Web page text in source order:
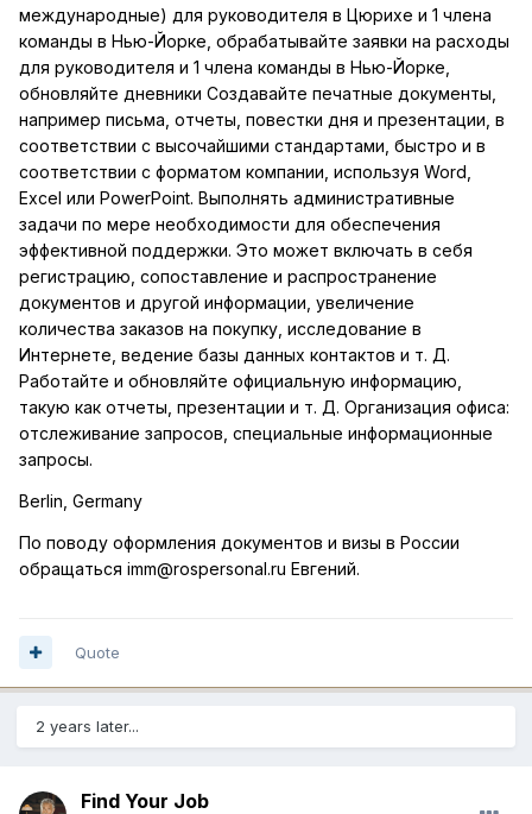
международные) для руководителя в Цюрихе и 1 члена
команды в Нью-Йорке, обрабатывайте заявки на расходы
для руководителя и 1 члена команды в Нью-Йорке,
обновляйте дневники Создавайте печатные документы,
например письма, отчеты, повестки дня и презентации, в
соответствии с высочайшими стандартами, быстро и в
соответствии с форматом компании, используя Word,
Excel или PowerPoint. Выполнять административные
задачи по мере необходимости для обеспечения
эффективной поддержки. Это может включать в себя
регистрацию, сопоставление и распространение
документов и другой информации, увеличение
количества заказов на покупку, исследование в
Интернете, ведение базы данных контактов и т. Д.
Работайте и обновляйте официальную информацию,
такую как отчеты, презентации и т. Д. Организация офиса:
отслеживание запросов, специальные информационные
запросы.
Berlin, Germany
По поводу оформления документов и визы в России
обращаться imm@rospersonal.ru Евгений.
Quote
2 years later...
Find Your Job